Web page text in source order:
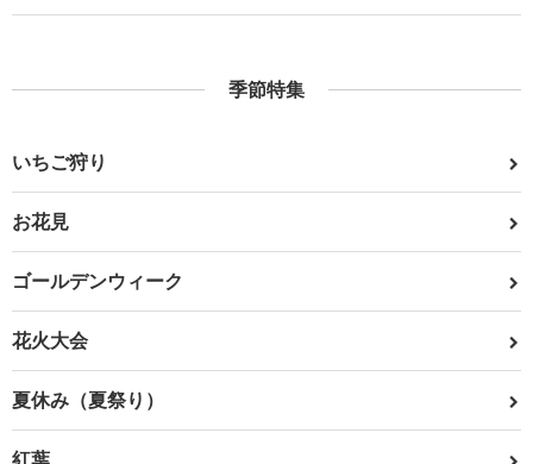
季節特集
いちご狩り
お花見
ゴールデンウィーク
花火大会
夏休み（夏祭り）